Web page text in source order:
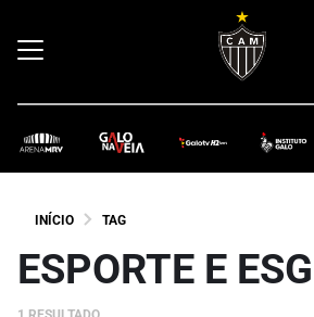
INÍCIO TAG
ESPORTE E ESG